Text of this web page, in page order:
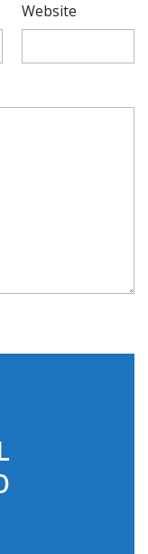
Website